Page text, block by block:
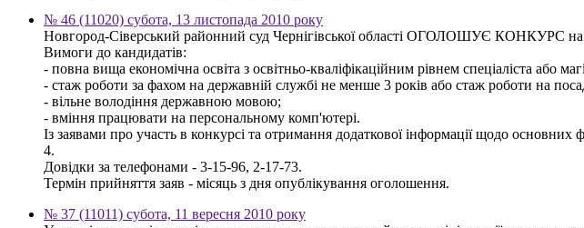
№ 46 (11020) субота, 13 листопада 2010 року
Новгород-Сіверський районний суд Чернігівської області ОГОЛОШУЄ
Вимоги до кандидатів:
- повна вища економічна освіта з освітньо-кваліфікаційним рівнем спеціаліста або
- стаж роботи за фахом на державній службі не менше 3 років або стаж роботи на
- вільне володіння державною мовою;
- вміння працювати на персональному комп'ютері.
Із заявами про участь в конкурсі та отримання додаткової інформації щодо
4.
Довідки за телефонами - 3-15-96, 2-17-73.
Термін прийняття заяв - місяць з дня опублікування оголошення.
№ 37 (11011) субота, 11 вересня 2010 року